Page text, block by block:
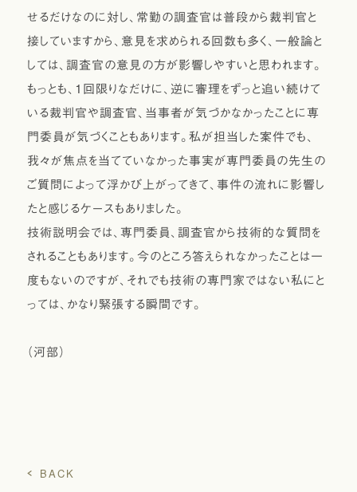
せるだけなのに対し、常勤の調査官は普段から裁判官と
接していますから、意見を求められる回数も多く、一般論と
しては、調査官の意見の方が影響しやすいと思われます。
もっとも、1回限りなだけに、逆に審理をずっと追い続けて
いる裁判官や調査官、当事者が気づかなかったことに専
門委員が気づくこともあります。私が担当した案件でも、
我々が焦点を当てていなかった事実が専門委員の先生の
ご質問によって浮かび上がってきて、事件の流れに影響し
たと感じるケースもありました。
技術説明会では、専門委員、調査官から技術的な質問を
されることもあります。今のところ答えられなかったことは一
度もないのですが、それでも技術の専門家ではない私にと
っては、かなり緊張する瞬間です。
（河部）
BACK